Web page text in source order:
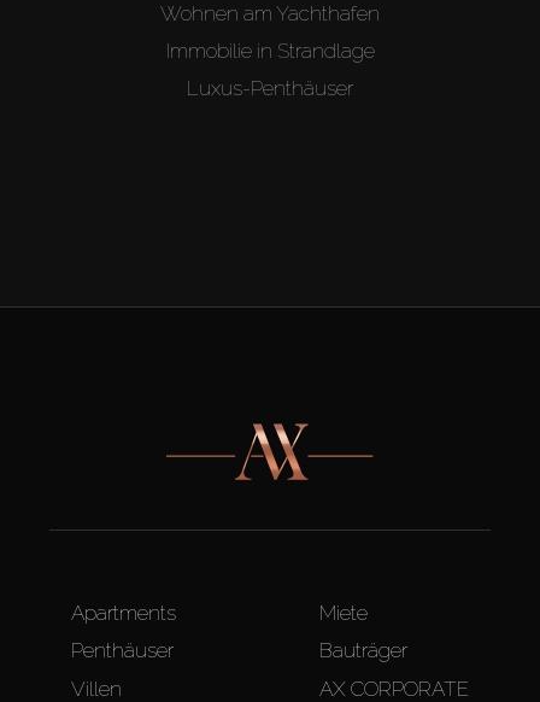
Wohnen am Yachthafen
Immobilie in Strandlage
Luxus-Penthäuser
Apartments
Penthäuser
Villen
Miete
Bauträger
AX CORPORATE